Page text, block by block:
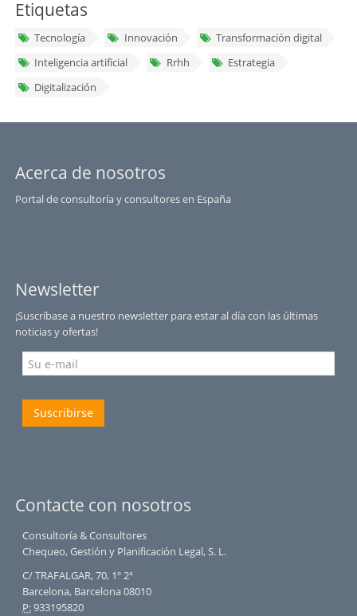
Etiquetas
Tecnología Innovación
Transformación digital
Inteligencia artificial
Rrhh
Estrategia
Digitalización
Acerca de nosotros
Portal de consultoría y consultores en España
Newsletter
¡Suscríbase a nuestro newsletter para estar al día con las últimas
noticias y ofertas!
Suscribirse
Contacte con nosotros
Consultoría & Consultores
Chequeo, Gestión y Planificación Legal, S. L.
C/ TRAFALGAR, 70, 1º 2ª
Barcelona, Barcelona 08010
P:933195820